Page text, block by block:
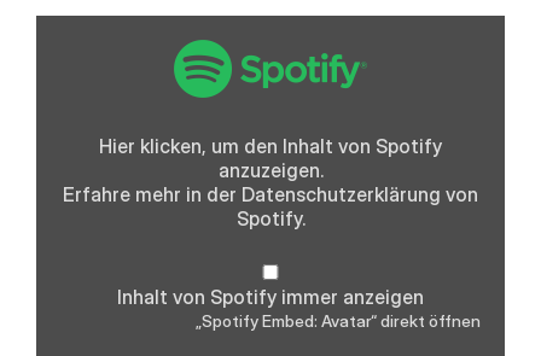
Hier klicken, um den Inhalt von Spotify
anzuzeigen.
Erfahre mehr in der Datenschutzerklärung von
Spotify.
Inhalt von Spotify immer anzeigen
„Spotify Embed: Avatar“ direkt öffnen